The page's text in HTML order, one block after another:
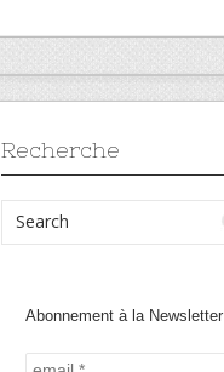
Recherche
Abonnement à la Newsletter